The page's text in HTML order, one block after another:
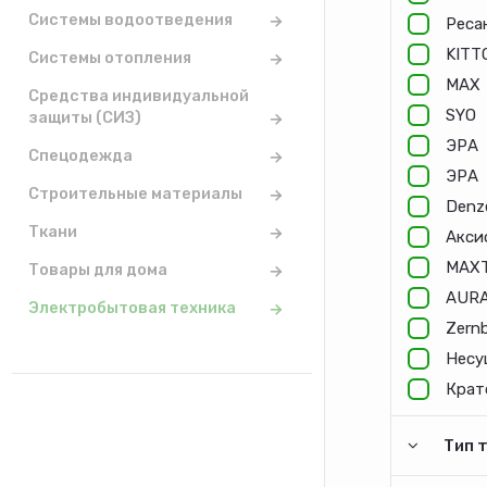
Системы водоотведения
Системы отопления
Средства индивидуальной
защиты (СИЗ)
Спецодежда
Строительные материалы
Ткани
Товары для дома
Электробытовая техника
MAX
SYO
ЭРА
ЭРА
Тип